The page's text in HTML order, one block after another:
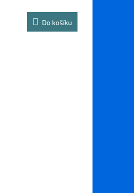
Do košíku